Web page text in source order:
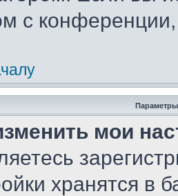
с
Параметры
мои
хранятся в